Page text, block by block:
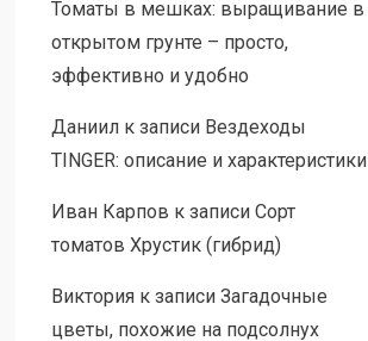
Томаты в мешках: выращивание в
открытом грунте – просто,
эффективно и удобно
Даниилк записи Вездеходы
TINGER: описание и характеристики
Иван Карпов к записи Сорт
томатов Хрустик (гибрид)
Викторияк записи Загадочные
цветы, похожие на подсолнух